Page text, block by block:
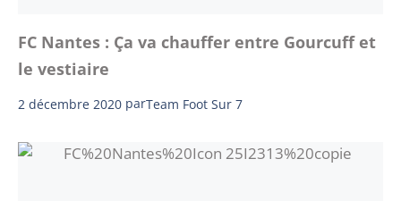
FC Nantes : Ça va chauffer entre Gourcuff et
le vestiaire
2 décembre 2020 parTeam Foot Sur 7